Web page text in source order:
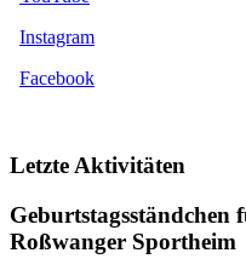
Instagram
Facebook
Letzte Aktivitäten
Geburtstagsständchen
Roßwanger Sportheim